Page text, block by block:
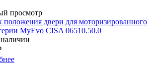
просмотр
положения двери для моторизированного
MyEvo CISA 06510.50.0